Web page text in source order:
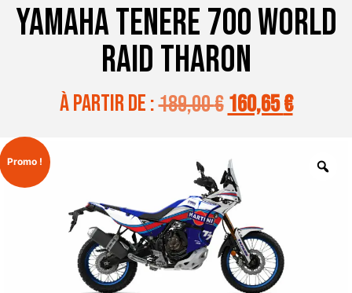
YAMAHA TENERE 700 WORLD
RAID THARON
à partir de :189,00€ 160,65€
Promo !